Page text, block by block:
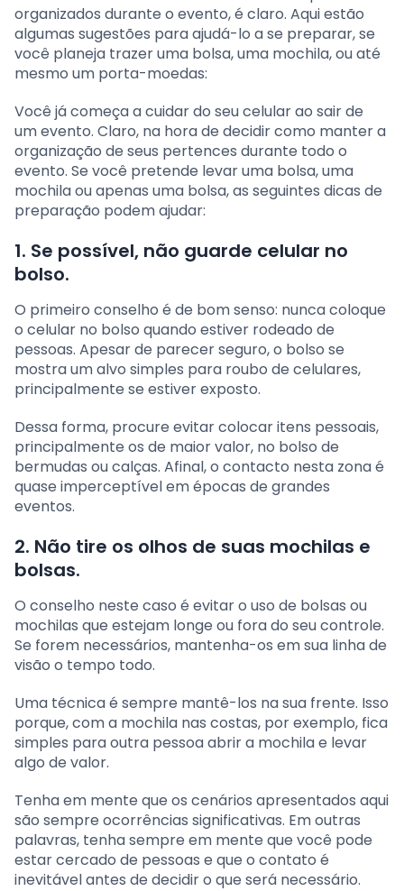
organizados durante o evento, é claro. Aqui estão
algumas sugestões para ajudá-lo a se preparar, se
você planeja trazer uma bolsa, uma mochila, ou até
mesmo um porta-moedas:
Você já começa a cuidar do seu celular ao sair de
um evento. Claro, na hora de decidir como manter a
organização de seus pertences durante todo o
evento. Se você pretende levar uma bolsa, uma
mochila ou apenas uma bolsa, as seguintes dicas de
preparação podem ajudar:
1. Se possível, não guarde celular no
bolso.
O primeiro conselho é de bom senso: nunca coloque
o celular no bolso quando estiver rodeado de
pessoas. Apesar de parecer seguro, o bolso se
mostra um alvo simples para roubo de celulares,
principalmente se estiver exposto.
Dessa forma, procure evitar colocar itens pessoais,
principalmente os de maior valor, no bolso de
bermudas ou calças. Afinal, o contacto nesta zona é
quase imperceptível em épocas de grandes
eventos.
2. Não tire os olhos de suas mochilas e
bolsas.
O conselho neste caso é evitar o uso de bolsas ou
mochilas que estejam longe ou fora do seu controle.
Se forem necessários, mantenha-os em sua linha de
visão o tempo todo.
Uma técnica é sempre mantê-los na sua frente. Isso
porque, com a mochila nas costas, por exemplo, fica
simples para outra pessoa abrir a mochila e levar
algo de valor.
Tenha em mente que os cenários apresentados aqui
são sempre ocorrências significativas. Em outras
palavras, tenha sempre em mente que você pode
estar cercado de pessoas e que o contato é
inevitável antes de decidir o que será necessário.